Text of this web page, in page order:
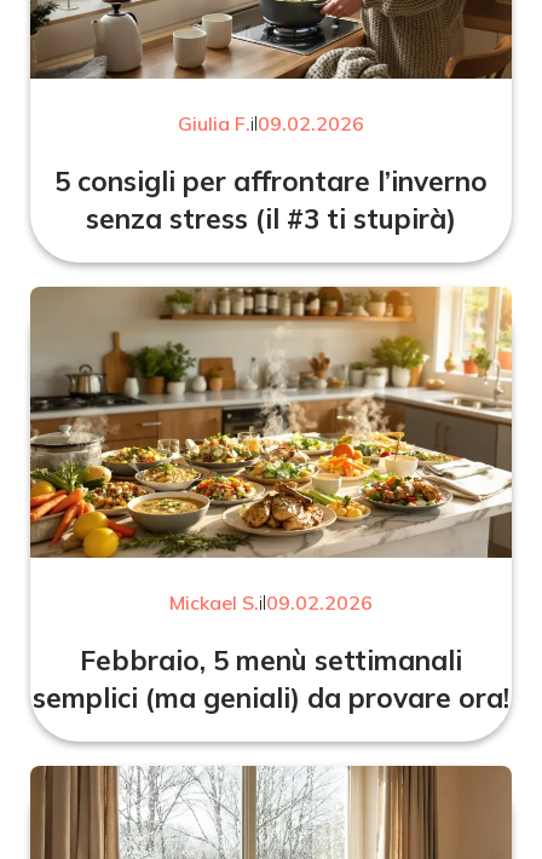
Giulia F.il09.02.2026
5 consigli per affrontare l’inverno
senza stress (il #3 ti stupirà)
Mickael S.il09.02.2026
Febbraio, 5 menù settimanali
semplici (ma geniali) da provare ora!